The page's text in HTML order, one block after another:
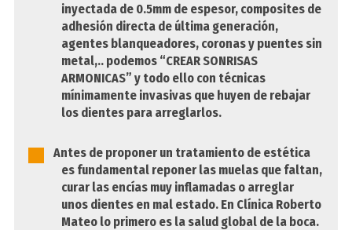
inyectada de 0.5mm de espesor, composites de
adhesión directa de última generación,
agentes blanqueadores, coronas y puentes sin
metal,.. podemos “CREAR SONRISAS
ARMONICAS” y todo ello con técnicas
mínimamente invasivas que huyen de rebajar
los dientes para arreglarlos.
Antes de proponer un tratamiento de estética
es fundamental reponer las muelas que faltan,
curar las encías muy inflamadas o arreglar
unos dientes en mal estado. En Clínica Roberto
Mateo lo primero es la salud global de la boca.